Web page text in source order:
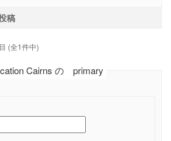
稿
(全1件中)
Cairns の primary